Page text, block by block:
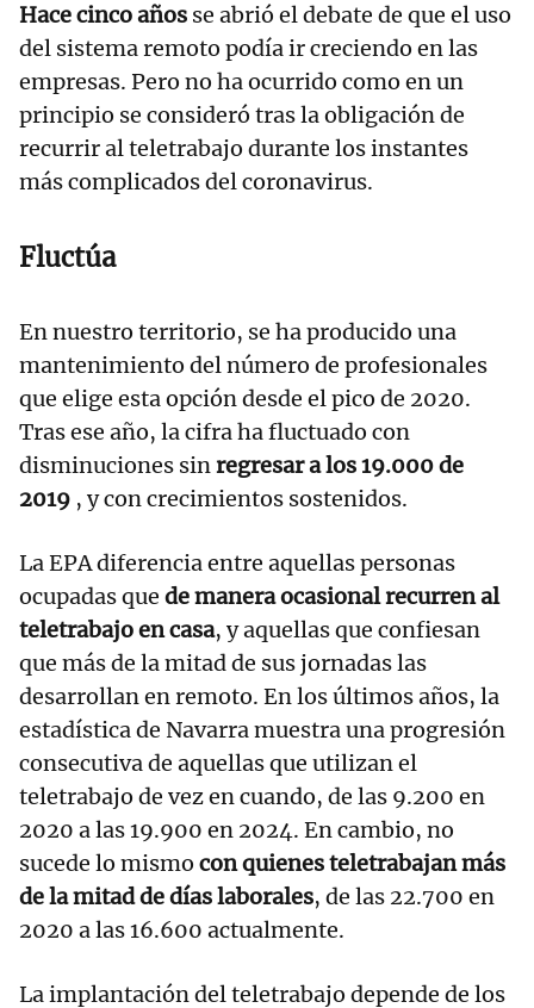
Hace cinco años se abrió el debate de que el uso
del sistema remoto podía ir creciendo en las
empresas. Pero no ha ocurrido como en un
principio se consideró tras la obligación de
recurrir al teletrabajo durante los instantes
más complicados del coronavirus.
Fluctúa
En nuestro territorio, se ha producido una
mantenimiento del número de profesionales
que elige esta opción desde el pico de 2020.
Tras ese año, la cifra ha fluctuado con
disminuciones sinregresar a los 19.000 de
2019 , y con crecimientos sostenidos.
La EPA diferencia entre aquellas personas
ocupadas que de manera ocasional recurren al
teletrabajo en casa, y aquellas que confiesan
que más de la mitad de sus jornadas las
desarrollan en remoto. En los últimos años, la
estadística de Navarra muestra una progresión
consecutiva de aquellas que utilizan el
teletrabajo de vez en cuando, de las 9.200 en
2020 a las 19.900 en 2024. En cambio, no
sucede lo mismo con quienes teletrabajan más
de la mitad de días laborales, de las 22.700 en
2020 a las 16.600 actualmente.
La implantación del teletrabajo depende de los